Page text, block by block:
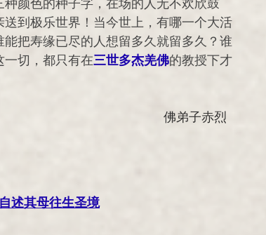
到极乐世界！当今世上，有哪一个大活
把寿缘已尽的人想留多久就留多久？谁
切，都只有在三世多杰羌佛的教授下才
述其母往生圣境